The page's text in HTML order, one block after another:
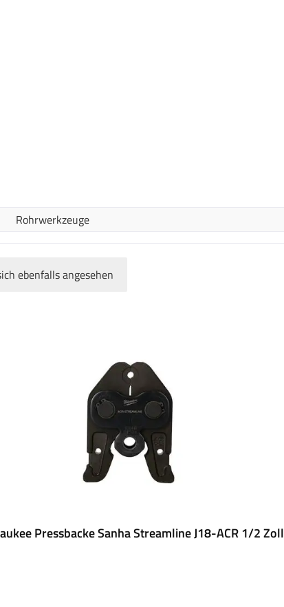
Rohrwerkzeuge
ebenfalls angesehen
Pressbacke Sanha Streamline J18-ACR 1/2 Zoll